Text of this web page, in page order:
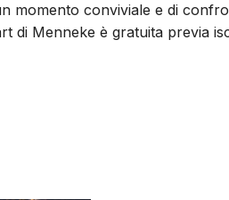
momento conviviale e di
di Menneke è gratuita previa